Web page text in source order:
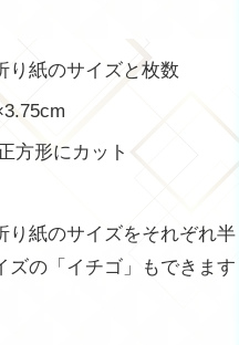
り紙のサイズと枚数
方形にカット
り紙のサイズをそれぞれ半
ズの「イチゴ」もできます